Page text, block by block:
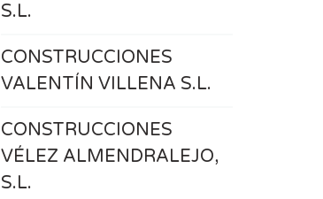
S.L.
CONSTRUCCIONES
VALENTÍN VILLENA S.L.
CONSTRUCCIONES
VÉLEZ ALMENDRALEJO,
S.L.